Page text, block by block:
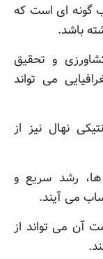
گونه ای است که
باشد.
و تحقیق
می تواند
نهال نیز از
ها، رشد سریع و
می آیند.
آن می تواند از